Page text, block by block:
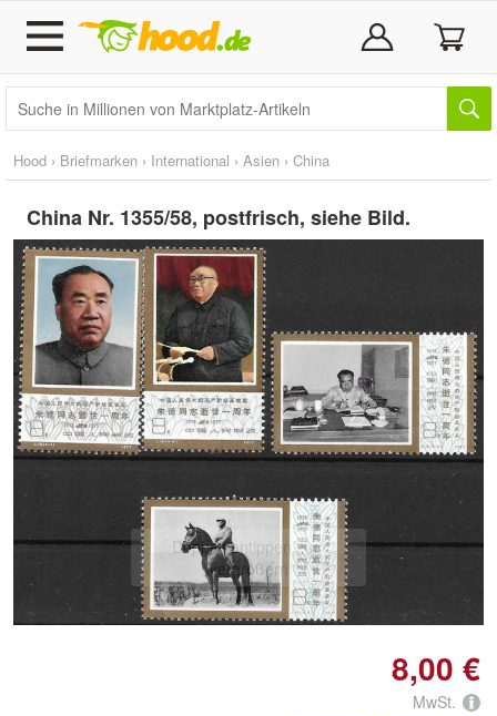
Hood › Briefmarken › International › Asien › China
China Nr. 1355/58, postfrisch, siehe Bild.
Doppelt antippen zum
vergrößern
8,00 €
MwSt.